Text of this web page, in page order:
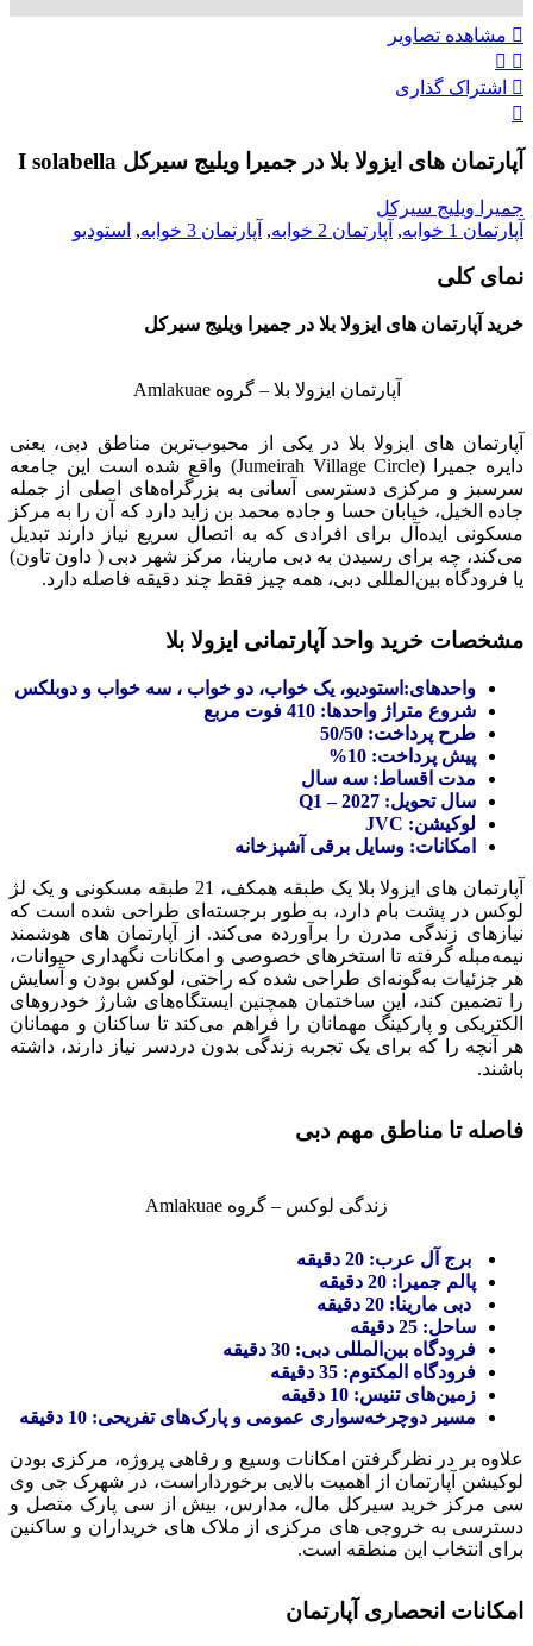
مشاهده تصاویر
اشتراک گذاری
آپارتمان های ایزولا بلا در جمیرا ویلیج سیرکل I solabella
جمیرا ویلیج سیرکل
آپارتمان 1 خوابه
, آپارتمان 2 خوابه , آپارتمان 3 خوابه , استودیو
نمای کلی
خرید آپارتمان های ایزولا بلا در جمیرا ویلیج سیرکل
آپارتمان ایزولا بلا – گروه Amlakuae
آپارتمان های ایزولا بلا در یکی از محبوب‌ترین مناطق دبی، یعنی
دایره جمیرا (Jumeirah Village Circle) واقع شده است این جامعه
سرسبز و مرکزی دسترسی آسانی به بزرگراه‌های اصلی از جمله
جاده الخیل، خیابان حسا و جاده محمد بن زاید دارد که آن را به مرکز
مسکونی ایده‌آل برای افرادی که به اتصال سریع نیاز دارند تبدیل
می‌کند، چه برای رسیدن به دبی مارینا، مرکز شهر دبی ( داون تاون)
یا فرودگاه بین‌المللی دبی، همه چیز فقط چند دقیقه فاصله دارد.
مشخصات خرید واحد آپارتمانی ایزولا بلا
واحدهای:استودیو، یک خواب، دو خواب ، سه خواب و دوبلکس
شروع متراژ واحدها: 410 فوت مربع
طرح پرداخت: 50/50
پیش پرداخت: 10%
مدت اقساط: سه سال
سال تحویل: Q1 – 2027
لوکیشن: JVC
امکانات: وسایل برقی آشپزخانه
آپارتمان های ایزولا بلا یک طبقه همکف، 21 طبقه مسکونی و یک لژ
لوکس در پشت بام دارد، به طور برجسته‌ای طراحی شده است که
نیازهای زندگی مدرن را برآورده می‌کند. از آپارتمان های هوشمند
نیمه‌مبله گرفته تا استخرهای خصوصی و امکانات نگهداری حیوانات،
هر جزئیات به‌گونه‌ای طراحی شده که راحتی، لوکس بودن و آسایش
را تضمین کند، این ساختمان همچنین ایستگاه‌های شارژ خودروهای
الکتریکی و پارکینگ مهمانان را فراهم می‌کند تا ساکنان و مهمانان
هر آنچه را که برای یک تجربه زندگی بدون دردسر نیاز دارند، داشته
باشند.
فاصله تا مناطق مهم دبی
زندگی لوکس – گروه Amlakuae
برج آل عرب: 20 دقیقه
پالم جمیرا: 20 دقیقه
دبی مارینا: 20 دقیقه
ساحل: 25 دقیقه
فرودگاه بین‌المللی دبی: 30 دقیقه
فرودگاه المکتوم: 35 دقیقه
زمین‌های تنیس: 10 دقیقه
مسیر دوچرخه‌سواری عمومی و پارک‌های تفریحی: 10 دقیقه
علاوه بر در نظرگرفتن امکانات وسیع و رفاهی پروژه، مرکزی بودن
لوکیشن آپارتمان از اهمیت بالایی برخورداراست، در شهرک جی وی
سی مرکز خرید سیرکل مال، مدارس، بیش از سی پارک متصل و
دسترسی به خروجی های مرکزی از ملاک های خریداران و ساکنین
برای انتخاب این منطقه است‌.
امکانات انحصاری آپارتمان